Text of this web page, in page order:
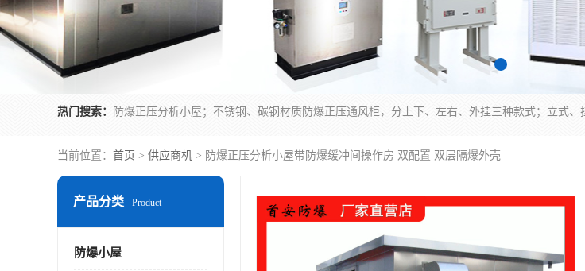
热门搜索：
当前位置： 首页 > 供应商机 > 防爆正压分析小屋带防爆缓冲间操作房 双配置 双层隔爆外壳
产品分类 Product
防爆小屋